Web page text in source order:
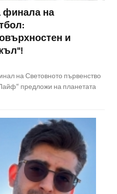
финала на
и
на Световното първенство
предложи на планетата